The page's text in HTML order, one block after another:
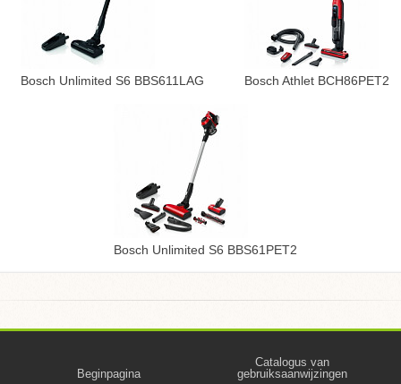
Bosch Unlimited S6 BBS611LAG Bosch Athlet BCH86PET2
Bosch Unlimited S6 BBS61PET2
Beginpagina
Catalogus van
gebruiksaanwijzingen